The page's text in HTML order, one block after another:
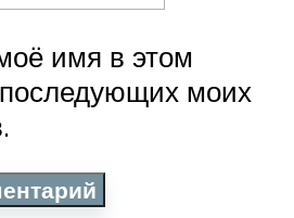
имя в этом
моих